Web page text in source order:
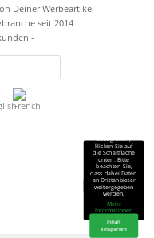
klicken Sie auf
die Schaltfläche
unten. Bitte
beachten Sie,
dass dabei Daten
an Drittanbieter
weitergegeben
werden.
Mehr
Informationen
Inhalt
entsperren
Deiner Werbeartikel
seit 2014
-